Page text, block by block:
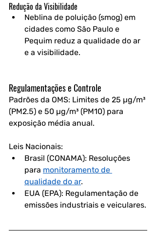
Redução da Visibilidade
Neblina de poluição (smog) em
cidades como São Paulo e
Pequim reduz a qualidade do ar
e a visibilidade.
Regulamentações e Controle
Padrões da OMS: Limites de 25 µg/m³
(PM2.5) e 50 µg/m³ (PM10) para
exposição média anual.
Leis Nacionais:
Brasil (CONAMA): Resoluções
para monitoramento de
qualidade do ar.
EUA (EPA): Regulamentação de
emissões industriais e veiculares.